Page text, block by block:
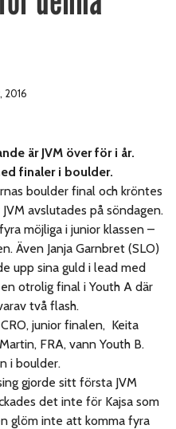
2016
är JVM över för i år.
finaler i boulder.
boulder final och kröntes
avslutades på söndagen.
möjliga i junior klassen –
Även Janja Garnbret (SLO)
upp sina guld i lead med
otrolig final i Youth A där
två flash.
junior finalen, Keita
FRA, vann Youth B.
i boulder.
gjorde sitt första JVM
det inte för Kajsa som
glöm inte att komma fyra